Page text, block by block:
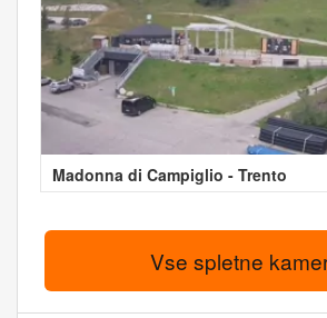
Madonna di Campiglio - Trento
Vse spletne